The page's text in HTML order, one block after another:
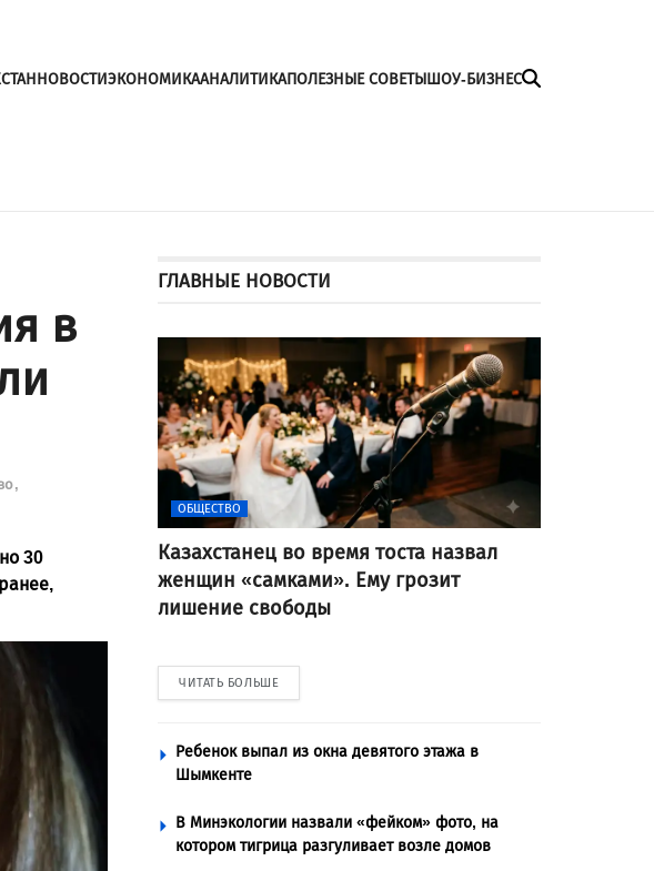
НОВОСТИЭКОНОМИКААНАЛИТИКАПОЛЕЗНЫЕ СОВЕТЫШОУ-БИЗНЕС
в
30
ГЛАВНЫЕ НОВОСТИ
ОБЩЕСТВО
Казахстанец во время тоста назвал
женщин «самками». Ему грозит
лишение свободы
ЧИТАТЬ БОЛЬШЕ
Ребенок выпал из окна девятого этажа в
Шымкенте
В Минэкологии назвали «фейком» фото, на
котором тигрица разгуливает возле домов